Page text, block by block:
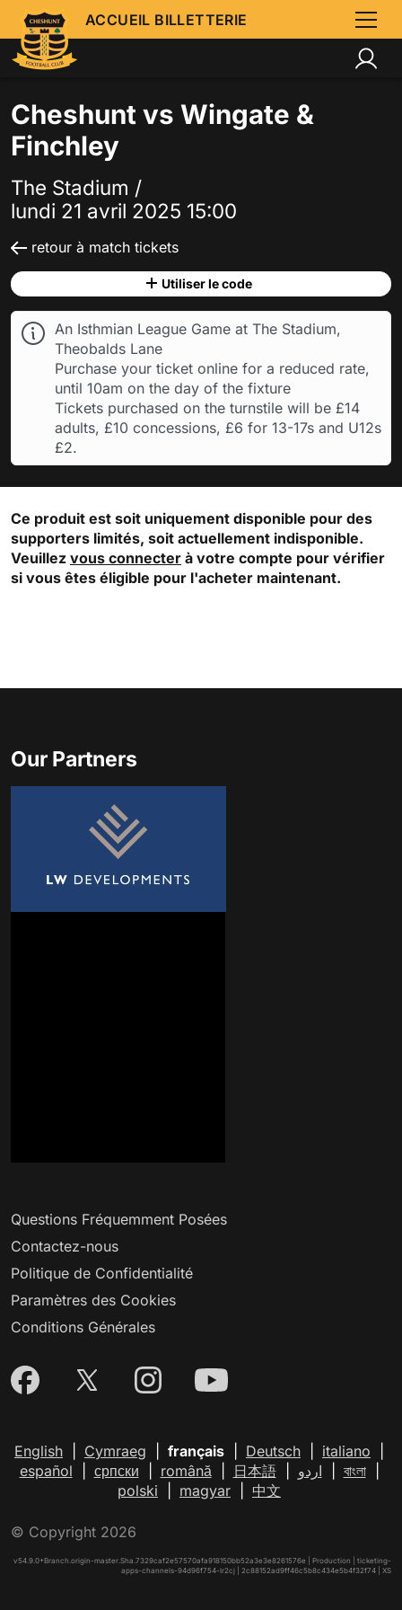
ACCUEIL BILLETTERIE
Cheshunt vs Wingate &
Finchley
The Stadium /
lundi 21 avril 2025 15:00
retour à match tickets
Utiliser le code
An Isthmian League Game at The Stadium,
Theobalds Lane
Purchase your ticket online for a reduced rate,
until 10am on the day of the fixture
Tickets purchased on the turnstile will be £14
adults, £10 concessions, £6 for 13-17s and U12s
£2.
Ce produit est soit uniquement disponible pour des
supporters limités, soit actuellement indisponible.
Veuillez vous connecter à votre compte pour vérifier
si vous êtes éligible pour l'acheter maintenant.
Questions Fréquemment Posées
Contactez-nous
Politique de Confidentialité
Paramètres des Cookies
Conditions Générales
Our Partners
English Cymraeg français Deutsch italiano
español
српски română| 日本語| اردو বাংলা|
polski
magyar 中文
© Copyright 2026
v54.9.0+Branch.origin-master.Sha.7329caf2e57570afa918150bb52a3e3e8261576e | Production | ticketing-
apps-channels-94d96f754-lr2cj | 2c88152ad9ff46c5b8c434e5b4f32f74 | XS